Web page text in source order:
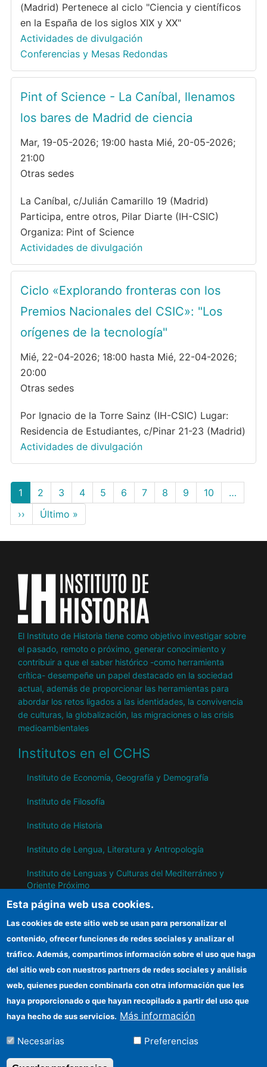
(Madrid) Pertenece al ciclo "Ciencia y científicos
en la España de los siglos XIX y XX"
Actividades de divulgación
Conferencias y Mesas Redondas
Pint of Science - La Caníbal, llenamos
los bares de Madrid de ciencia
Mar, 19-05-2026; 19:00 hasta Mié, 20-05-2026;
21:00
Otras sedes
La Caníbal, c/Julián Camarillo 19 (Madrid)
Participa, entre otros, Pilar Diarte (IH-CSIC)
Organiza: Pint of Science
Actividades de divulgación
Ciclo «Explorando fronteras con los
Premios Nacionales del CSIC»: "Los
orígenes de la tecnología"
Mié, 22-04-2026; 18:00 hasta Mié, 22-04-2026;
20:00
Otras sedes
Por Ignacio de la Torre Sainz (IH-CSIC) Lugar:
Residencia de Estudiantes, c/Pinar 21-23 (Madrid)
Actividades de divulgación
Paginación
Página
actual
1 Page
2 Page
3 Page
4 Page
5 Page
6 Page
7 Page
8 Page
9 Page
10
…
Siguiente
página
››
Última
página
Último »
El Instituto de Historia tiene como objetivo investigar sobre
el pasado, remoto o próximo, generar conocimiento y
contribuir a que el saber histórico -como herramienta
crítica- desempeñe un papel destacado en la sociedad
actual, además de proporcionar las herramientas para
abordar los retos ligados a las identidades, la convivencia
de culturas, la globalización, las migraciones o las crisis
medioambientales
Institutos en el CCHS
Instituto de Economía, Geografía y Demografía
Instituto de Filosofía
Instituto de Historia
Instituto de Lengua, Literatura y Antropología
Instituto de Lenguas y Culturas del Mediterráneo y
Oriente Próximo
Instituto de Políticas y Bienes Públicos
IH
Sede electrónica CSIC
Información para proveedores
Organismos financiadores
Cómo llegar
Esta página web usa cookies.
Las cookies de este sitio web se usan para personalizar el
contenido, ofrecer funciones de redes sociales y analizar el
tráfico. Además, compartimos información sobre el uso que haga
del sitio web con nuestros partners de redes sociales y análisis
web, quienes pueden combinarla con otra información que les
haya proporcionado o que hayan recopilado a partir del uso que
haya hecho de sus servicios. Más información
Necesarias Preferencias